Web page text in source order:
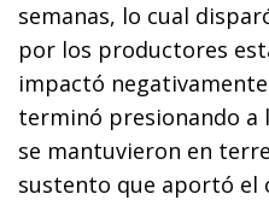
semanas, lo cual
por los productores
impactó
terminó presionando a
se mantuvieron en
sustento que aportó el